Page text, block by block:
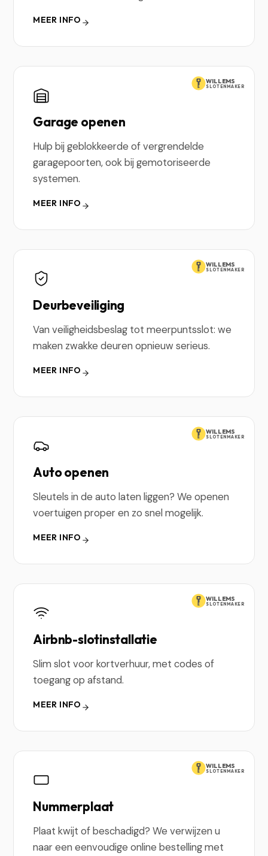
MEER INFO
WILLEMS
SLOTENMAKER
Garage openen
Hulp bij geblokkeerde of vergrendelde
garagepoorten, ook bij gemotoriseerde
systemen.
MEER INFO
WILLEMS
SLOTENMAKER
Deurbeveiliging
Van veiligheidsbeslag tot meerpuntsslot: we
maken zwakke deuren opnieuw serieus.
MEER INFO
WILLEMS
SLOTENMAKER
Auto openen
Sleutels in de auto laten liggen? We openen
voertuigen proper en zo snel mogelijk.
MEER INFO
WILLEMS
SLOTENMAKER
Airbnb-slotinstallatie
Slim slot voor kortverhuur, met codes of
toegang op afstand.
MEER INFO
WILLEMS
SLOTENMAKER
Nummerplaat
Plaat kwijt of beschadigd? We verwijzen u
naar een eenvoudige online bestelling met